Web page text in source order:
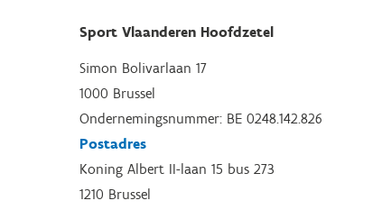
Sport Vlaanderen Hoofdzetel
Simon Bolivarlaan 17
1000 Brussel
Ondernemingsnummer: BE 0248.142.826
Postadres
Koning Albert II-laan 15 bus 273
1210 Brussel